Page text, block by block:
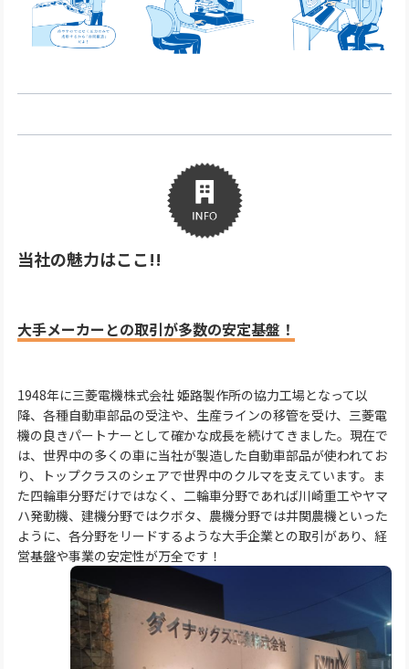
当社の魅力はここ!!
大手メーカーとの取引が多数の安定基盤！
1948年に三菱電機株式会社 姫路製作所の協力工場となって以
降、各種自動車部品の受注や、生産ラインの移管を受け、三菱電
機の良きパートナーとして確かな成長を続けてきました。現在で
は、世界中の多くの車に当社が製造した自動車部品が使われてお
り、トップクラスのシェアで世界中のクルマを支えています。ま
た四輪車分野だけではなく、二輪車分野であれば川崎重工やヤマ
ハ発動機、建機分野ではクボタ、農機分野では井関農機といった
ように、各分野をリードするような大手企業との取引があり、経
営基盤や事業の安定性が万全です！